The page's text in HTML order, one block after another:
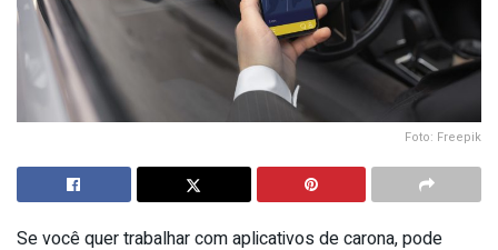
Foto: Freepik
Se você quer trabalhar com aplicativos de carona, pode